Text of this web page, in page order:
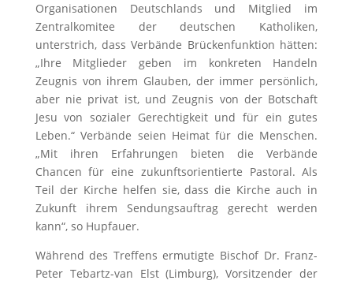
Organisationen Deutschlands und Mitglied im
Zentralkomitee der deutschen Katholiken,
unterstrich, dass Verbände Brückenfunktion hätten:
„Ihre Mitglieder geben im konkreten Handeln
Zeugnis von ihrem Glauben, der immer persönlich,
aber nie privat ist, und Zeugnis von der Botschaft
Jesu von sozialer Gerechtigkeit und für ein gutes
Leben.“ Verbände seien Heimat für die Menschen.
„Mit ihren Erfahrungen bieten die Verbände
Chancen für eine zukunftsorientierte Pastoral. Als
Teil der Kirche helfen sie, dass die Kirche auch in
Zukunft ihrem Sendungsauftrag gerecht werden
kann“, so Hupfauer.
Während des Treffens ermutigte Bischof Dr. Franz-
Peter Tebartz-van Elst (Limburg), Vorsitzender der